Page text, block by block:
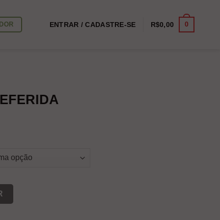
ENTRAR / CADASTRE-SE R$0,00 0